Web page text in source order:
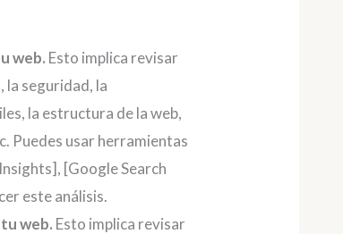
web. Esto implica revisar
la seguridad, la
la estructura de la web,
Puedes usar herramientas
[Google Search
este análisis.
web. Esto implica revisar